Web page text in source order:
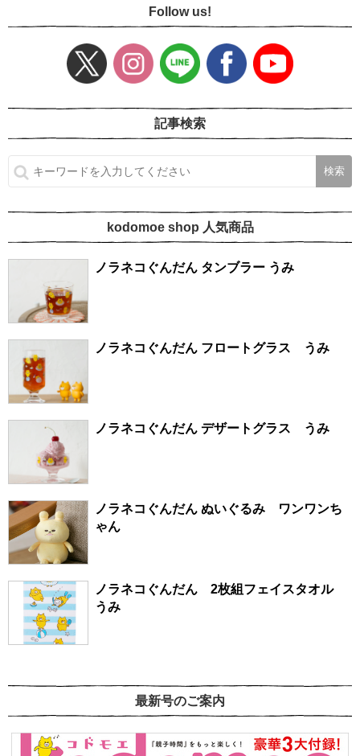
Follow us!
記事検索
kodomoe shop 人気商品
ノラネコぐんだん タンブラー うみ
ノラネコぐんだん フロートグラス うみ
ノラネコぐんだん デザートグラス うみ
ノラネコぐんだん ぬいぐるみ ワンワンち
ゃん
ノラネコぐんだん 2枚組フェイスタオル
うみ
最新号のご案内